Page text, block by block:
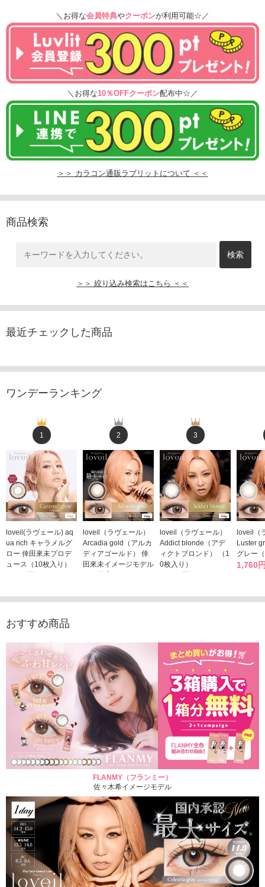
＼お得な会員特典やクーポンが利用可能☆／
＼お得な10％OFFクーポン配布中☆／
＞＞ カラコン通販ラブリットについて ＜＜
商品検索
＞＞ 絞り込み検索はこちら ＜＜
最近チェックした商品
ワンデーランキング
1
loveil(ラヴェール) aq
ua rich キャラメルグ
ロー 倖田來未プロデ
ュース（10枚入り）
2
loveil（ラヴェール）
Arcadia gold（アルカ
ディアゴールド） 倖
田來未イメージモデル
3
loveil（ラヴェール）
Addict blonde（アデ
ィクトブロンド） （1
0枚入り）
loveil（
Luster
グレー
1,760
おすすめ商品
FLANMY（フランミー）
佐々木希イメージモデル